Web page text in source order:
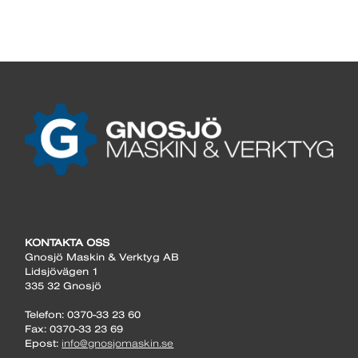
KONTAKTA OSS
Gnosjö Maskin & Verktyg AB
Lidsjövägen 1
335 32 Gnosjö
Telefon: 0370-33 23 60
Fax: 0370-33 23 69
Epost: info@gnosjomaskin.se